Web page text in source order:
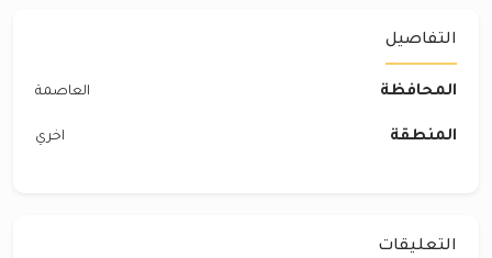
التفاصيل
المحافظة العاصمة
المنطقة اخري
التعليقات